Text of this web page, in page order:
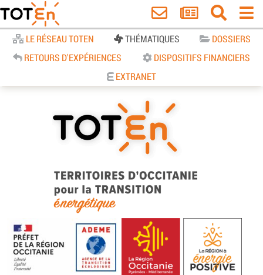
LE RÉSEAU TOTEN THÉMATIQUES
DOSSIERS
RETOURS D'EXPÉRIENCES
DISPOSITIFS FINANCIERS
EXTRANET
TOTEn Occitanie | Territoires
d’Occitanie pour la Transition
Energétique